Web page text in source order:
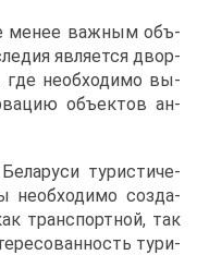
ме­нее важ­ным объ­
яв­ля­ет­ся двор­
где необ­хо­ди­мо вы­
объ­ек­тов ан­
ту­ри­сти­че­
необ­хо­ди­мо со­зда­
транс­порт­ной, так
ту­ри­